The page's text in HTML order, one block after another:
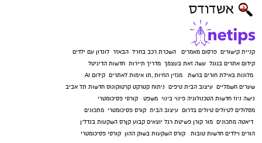
קניית קישורים פרסום מאמרים השכרת רכב בחו"ל הבאזר לונדון עם ילדים
קידום אתרים בגוגל עשה זאת בעצמך מדריך תיירות חדשות הדיגיטל
מלונות באילת חורים ברשת מגזין החיות ,תו אימות לאתרים קידום AI
שערים חשמליים עיצוב הבית טיפים ניתוח קטרקט קרטוקונוס חדשות תל אביב
נישה ניוז חדשות הטכנולוגיה פינוי בינוי משפט
קורסי פסיכומטרי
מסלולים לטיולים טיולים בדרום עיצוב הבית קורס פסיכומטרי מתכונים
דיאטה מתכונים מור קורן פשיטת רגל יוצאים קבוע קןרס השקעות בנדל"ן
הורים וילדים חדשות טובות קורס השקעות בשוק ההון קורסי פסיכומטרי